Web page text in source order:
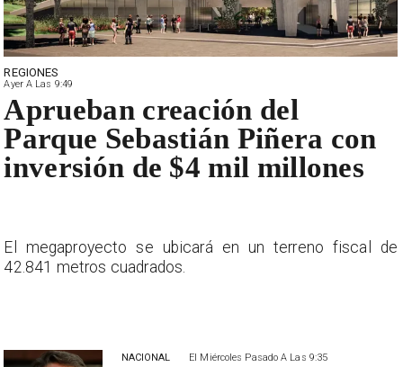
El Miércoles Pasado A Las 9:35
NACIONAL
REGIONES
Ayer A Las 9:49
Aprueban creación del
Parque Sebastián Piñera con
inversión de $4 mil millones
El megaproyecto se ubicará en un terreno fiscal de
42.841 metros cuadrados.